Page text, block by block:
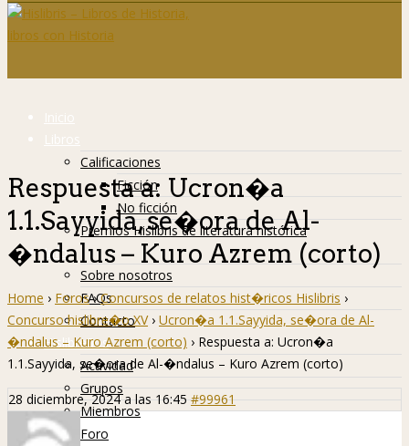
Inicio
Libros
Calificaciones
Ficción
No ficción
Premios Hislibris de literatura histórica
Info
Sobre nosotros
FAQs
Contacto
Hislibreños
Actividad
Grupos
Miembros
Foro
Respuesta a: Ucron�a
1.1.Sayyida, se�ora de Al-
�ndalus – Kuro Azrem (corto)
Home › Foros › Concursos de relatos hist�ricos Hislibris ›
Concurso hislibre�o XV › Ucron�a 1.1.Sayyida, se�ora de Al-
�ndalus – Kuro Azrem (corto) › Respuesta a: Ucron�a
1.1.Sayyida, se�ora de Al-�ndalus – Kuro Azrem (corto)
28 diciembre, 2024 a las 16:45 #99961